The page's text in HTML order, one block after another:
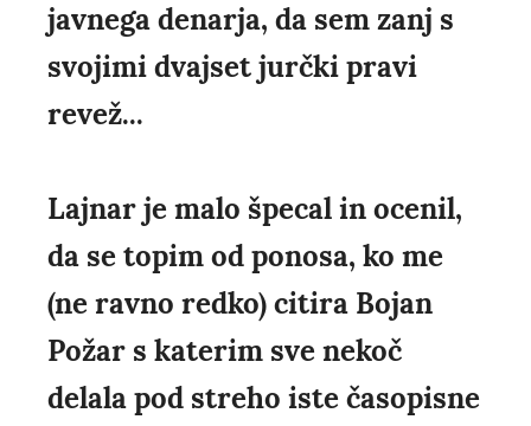
javnega denarja, da sem zanj s
svojimi dvajset jurčki pravi
revež...
Lajnar je malo špecal in ocenil,
da se topim od ponosa, ko me
(ne ravno redko) citira Bojan
Požar s katerim sve nekoč
delala pod streho iste časopisne